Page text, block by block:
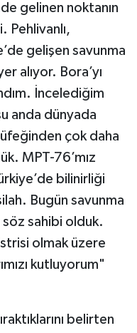
gelinen noktanın
Pehlivanlı,
gelişen savunma
alıyor. Bora’yı
İncelediğim
anda dünyada
çok daha
MPT-76’mız
bilinirliği
Bugün savunma
söz sahibi olduk.
olmak üzere
kutluyorum"
belirten